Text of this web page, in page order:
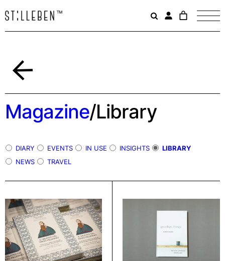
Il
è
Magazine/Library
DIARY EVENTS IN USE INSIGHTS
LIBRARY
NEWS
TRAVEL